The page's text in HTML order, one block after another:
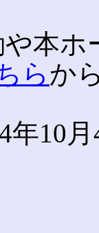
本
らか
年10